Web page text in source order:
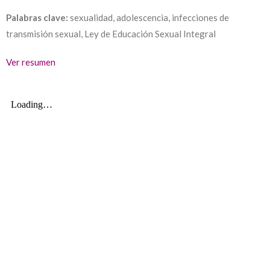
Palabras clave: sexualidad, adolescencia, infecciones de
transmisión sexual, Ley de Educación Sexual Integral
Ver resumen